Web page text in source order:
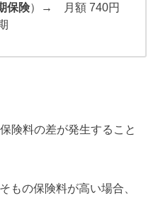
保険）→ 月額 740円
険料の差が発生すること
もの保険料が高い場合、